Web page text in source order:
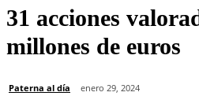
31 acciones
millones de euros
Paterna al día enero 29, 2024